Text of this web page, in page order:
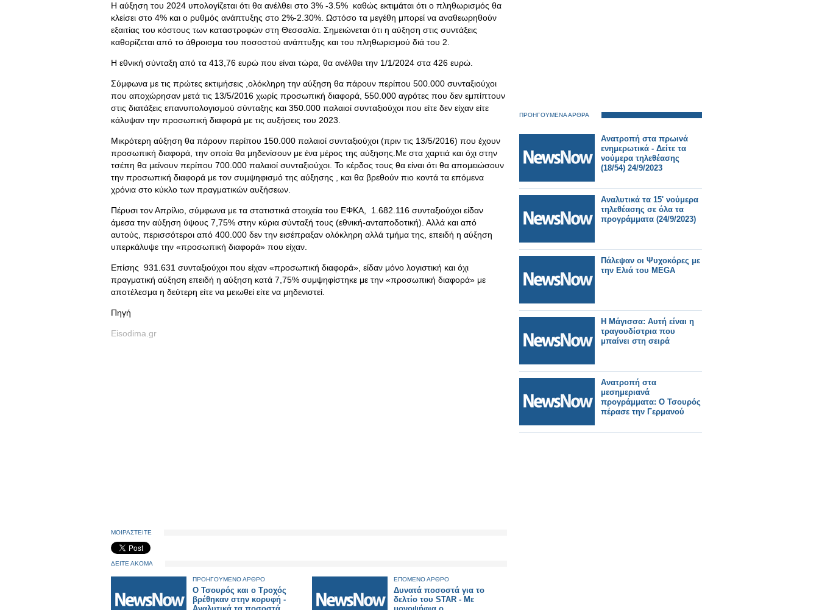
Η αύξηση του 2024 υπολογίζεται ότι θα ανέλθει στο 3% -3.5% καθώς εκτιμάται ότι ο πληθωρισμός θα
κλείσει στο 4% και ο ρυθμός ανάπτυξης στο 2%-2.30%. Ωστόσο τα μεγέθη μπορεί να αναθεωρηθούν
εξαιτίας του κόστους των καταστροφών στη Θεσσαλία. Σημειώνεται ότι η αύξηση στις συντάξεις
καθορίζεται από το άθροισμα του ποσοστού ανάπτυξης και του πληθωρισμού διά του 2.
Η εθνική σύνταξη από τα 413,76 ευρώ που είναι τώρα, θα ανέλθει την 1/1/2024 στα 426 ευρώ.
Σύμφωνα με τις πρώτες εκτιμήσεις ,ολόκληρη την αύξηση θα πάρουν περίπου 500.000 συνταξιούχοι
που αποχώρησαν μετά τις 13/5/2016 χωρίς προσωπική διαφορά, 550.000 αγρότες που δεν εμπίπτουν
στις διατάξεις επανυπολογισμού σύνταξης και 350.000 παλαιοί συνταξιούχοι που είτε δεν είχαν είτε
κάλυψαν την προσωπική διαφορά με τις αυξήσεις του 2023.
Μικρότερη αύξηση θα πάρουν περίπου 150.000 παλαιοί συνταξιούχοι (πριν τις 13/5/2016) που έχουν
προσωπική διαφορά, την οποία θα μηδενίσουν με ένα μέρος της αύξησης.Με στα χαρτιά και όχι στην
τσέπη θα μείνουν περίπου 700.000 παλαιοί συνταξιούχοι. Το κέρδος τους θα είναι ότι θα απομειώσουν
την προσωπική διαφορά με τον συμψηφισμό της αύξησης , και θα βρεθούν πιο κοντά τα επόμενα
χρόνια στο κύκλο των πραγματικών αυξήσεων.
Πέρυσι τον Απρίλιο, σύμφωνα με τα στατιστικά στοιχεία του ΕΦΚΑ, 1.682.116 συνταξιούχοι είδαν
άμεσα την αύξηση ύψους 7,75% στην κύρια σύνταξή τους (εθνική-ανταποδοτική). Αλλά και από
αυτούς, περισσότεροι από 400.000 δεν την εισέπραξαν ολόκληρη αλλά τμήμα της, επειδή η αύξηση
υπερκάλυψε την «προσωπική διαφορά» που είχαν.
Επίσης 931.631 συνταξιούχοι που είχαν «προσωπική διαφορά», είδαν μόνο λογιστική και όχι
πραγματική αύξηση επειδή η αύξηση κατά 7,75% συμψηφίστηκε με την «προσωπική διαφορά» με
αποτέλεσμα η δεύτερη είτε να μειωθεί είτε να μηδενιστεί.
Πηγή
Eisodima.gr
ΜΟΙΡΑΣΤΕΙΤΕ
ΔΕΙΤΕ ΑΚΟΜΑ
ΠΡΟΗΓΟΥΜΕΝΟ ΑΡΘΡΟ
Ο Τσουρός και ο Τροχός
βρέθηκαν στην κορυφή -
ΕΠΟΜΕΝΟ ΑΡΘΡΟ
Δυνατά ποσοστά για το
δελτίο του STAR - Με
ΠΡΟΗΓΟΥΜΕΝΑ ΑΡΘΡΑ
Ανατροπή στα πρωινά
ενημερωτικά - Δείτε τα
νούμερα τηλεθέασης
(18/54) 24/9/2023
Αναλυτικά τα 15' νούμερα
τηλεθέασης σε όλα τα
προγράμματα (24/9/2023)
Πάλεψαν οι Ψυχοκόρες με
την Ελιά του MEGA
Η Μάγισσα: Αυτή είναι η
τραγουδίστρια που
μπαίνει στη σειρά
Ανατροπή στα
μεσημεριανά
προγράμματα: Ο Τσουρός
πέρασε την Γερμανού